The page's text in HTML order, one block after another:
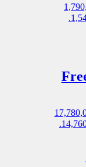
1,790,000
تومان 17,780,000